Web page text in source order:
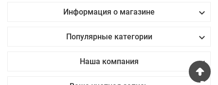
Информация о магазине 
Популярные категории 
Наша компания 